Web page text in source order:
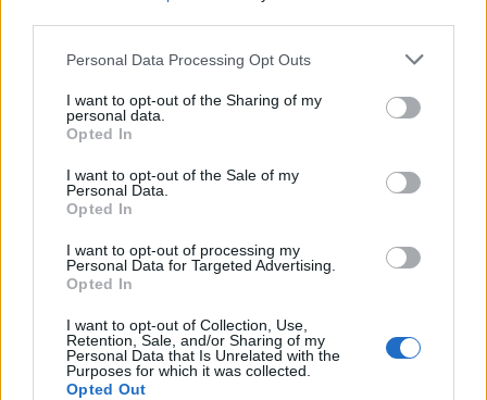
Please note that this website/app uses one or more Google
not limited to your visit or usage behaviour. You may click to
grant or deny consent to Google and its third-party tags to
use your data for below specified purposes in below Google
consent section.
Personal Data Processing Opt Outs
I want to opt-out of the Sharing of my
personal data.
Opted In
I want to opt-out of the Sale of my
Personal Data.
Opted In
I want to opt-out of processing my
Personal Data for Targeted Advertising.
Opted In
I want to opt-out of Collection, Use,
Retention, Sale, and/or Sharing of my
Personal Data that Is Unrelated with the
Purposes for which it was collected.
Opted Out